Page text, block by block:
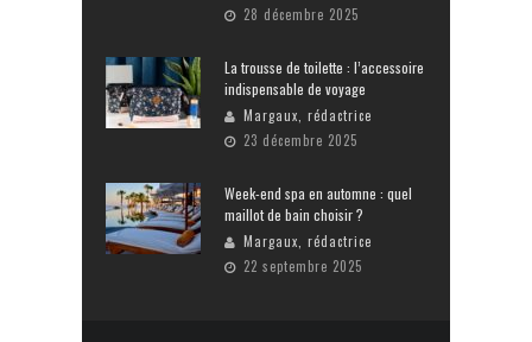
28 décembre 2025
La trousse de toilette : l’accessoire
indispensable de voyage
Margaux, rédactrice
23 décembre 2025
Week-end spa en automne : quel
maillot de bain choisir ?
Margaux, rédactrice
22 septembre 2025